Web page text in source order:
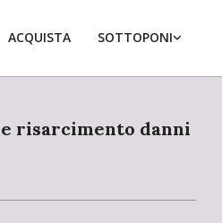
ACQUISTA SOTTOPONI
e risarcimento danni